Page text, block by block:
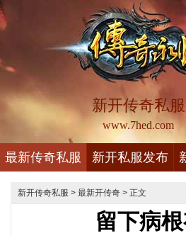
新开传奇私服
www.7hed.com
最新传奇私服 新开私服发布
新开传奇私服 > 最新开传奇 > 正文
留下病